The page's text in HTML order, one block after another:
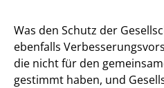
Was den Schutz der
ebenfalls
die nicht für den
gestimmt haben, und